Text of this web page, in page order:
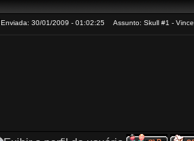
Enviada: 30/01/2009 - 01:02:25 Assunto: Skull #1 -